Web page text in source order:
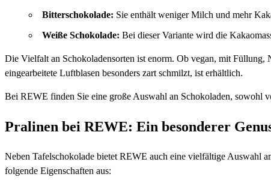
Bitterschokolade: Sie enthält weniger Milch und mehr
Weiße Schokolade: Bei dieser Variante wird die
Die Vielfalt an Schokoladensorten ist enorm. Ob vegan, mit Füllung,
eingearbeitete Luftblasen besonders zart schmilzt, ist erhältlich.
Bei REWE finden Sie eine große Auswahl an Schokoladen, sowohl
Pralinen bei REWE: Ein besonderer
Neben Tafelschokolade bietet REWE auch eine vielfältige Auswahl
folgende Eigenschaften aus: